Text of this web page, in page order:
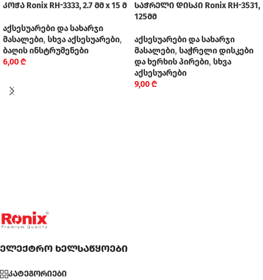
კოჭა Ronix RH-3333, 2.7 მმ x 15 მ
აქსესუარები და სახარჯი
მასალები, სხვა აქსესუარები,
ბაღის ინსტრუმენები
6,00₾
საჭრელი დისკი Ronix RH-3531,
125მმ
აქსესუარები და სახარჯი
მასალები, საჭრელი დისკები
და ხერხის პირები, სხვა
აქსესუარები
9,00₾
ელექტრო ხელსაწყოები
კატეგორიები